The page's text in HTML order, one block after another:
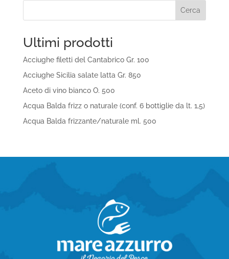
Cerca
Ultimi prodotti
Acciughe filetti del Cantabrico Gr. 100
Acciughe Sicilia salate latta Gr. 850
Aceto di vino bianco O. 500
Acqua Balda frizz o naturale (conf. 6 bottiglie da lt. 1,5)
Acqua Balda frizzante/naturale ml. 500